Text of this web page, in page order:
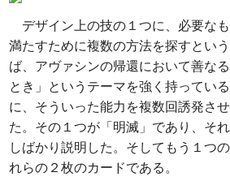
デザイン上の技の１つに、必要な
満たすために複数の方法を探すとい
ば、アヴァシンの帰還において善な
とき」というテーマを強く持ってい
に、そういった能力を複数回誘発さ
た。その１つが「明滅」であり、そ
しばかり説明した。そしてもう１つ
れらの２枚のカードである。